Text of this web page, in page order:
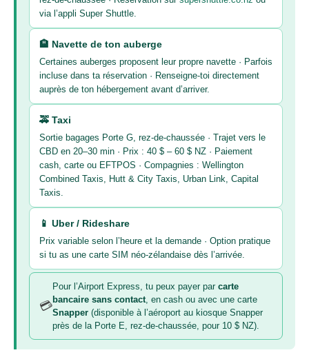
via l’appli Super Shuttle.
🏨 Navette de ton auberge
Certaines auberges proposent leur propre navette · Parfois
incluse dans ta réservation · Renseigne-toi directement
auprès de ton hébergement avant d’arriver.
🚕 Taxi
Sortie bagages Porte G, rez-de-chaussée · Trajet vers le
CBD en 20–30 min · Prix : 40 $ – 60 $ NZ · Paiement
cash, carte ou EFTPOS · Compagnies : Wellington
Combined Taxis, Hutt & City Taxis, Urban Link, Capital
Taxis.
📱 Uber / Rideshare
Prix variable selon l’heure et la demande · Option pratique
si tu as une carte SIM néo-zélandaise dès l’arrivée.
💳
Pour l’Airport Express, tu peux payer par carte
bancaire sans contact , en cash ou avec une carte
Snapper (disponible à l’aéroport au kiosque Snapper
près de la Porte E, rez-de-chaussée, pour 10 $ NZ).